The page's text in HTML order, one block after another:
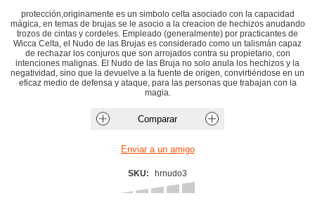
protección,originamente es un simbolo celta asociado con la capacidad
mágica, en temas de brujas se le asocio a la creacion de hechizos anudando
trozos de cintas y cordeles. Empleado (generalmente) por practicantes de
Wicca Celta, el Nudo de las Brujas es considerado como un talismán capaz
de rechazar los conjuros que son arrojados contra su propietario, con
intenciones malignas. El Nudo de las Bruja no solo anula los hechizos y la
negatividad, sino que la devuelve a la fuente de origen, convirtiéndose en un
eficaz medio de defensa y ataque, para las personas que trabajan con la
magia.
SKU: hrnudo3